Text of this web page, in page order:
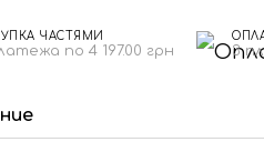
ЧАСТЯМИ
по 4 197.00 грн 3